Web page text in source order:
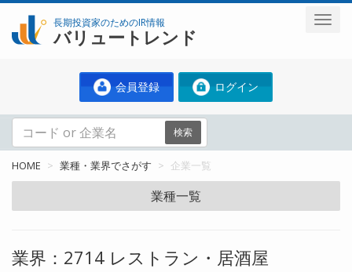
長期投資家のためのIR情報
バリュートレンド
会員登録 ログイン
検索
HOME 業種・業界でさがす 企業一覧
業種一覧
業界：2714 レストラン・居酒屋